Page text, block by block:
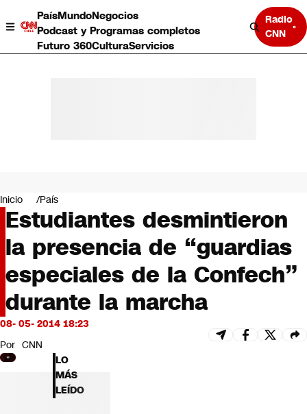
PaísMundoNegocios
Podcast y Programas completos
Futuro 360CulturaServicios
Radio
CNN
Negocios
Deportes
Programas completos
Cultura
Servicios
Bits
CNN Data
CNN tiempo
Futuro 360
Inicio País
Estudiantes desmintieron
la presencia de “guardias
especiales de la Confech”
durante la marcha
08- 05- 2014 18:23
Por CNN
LO
MÁS
LEÍDO